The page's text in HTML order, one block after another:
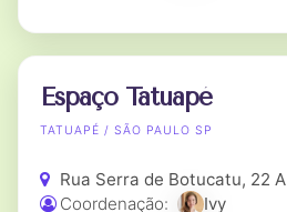
Espaço Tatuapé
TATUAPÉ / SÃO PAULO SP
Rua Serra de Botucatu, 22 A
Coordenação:
Ivy